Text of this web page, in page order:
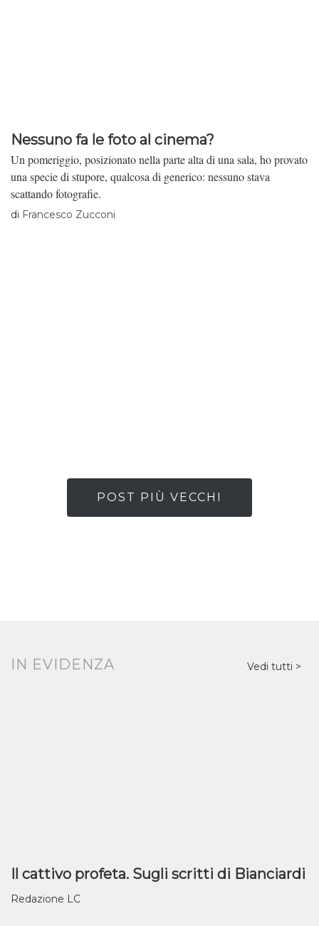
Nessuno fa le foto al cinema?
Un pomeriggio, posizionato nella parte alta di una sala, ho provato
una specie di stupore, qualcosa di generico: nessuno stava
scattando fotografie.
di Francesco Zucconi
POST PIÙ VECCHI
IN EVIDENZA Vedi tutti
Il cattivo profeta. Sugli scritti di Bianciardi
Redazione LC